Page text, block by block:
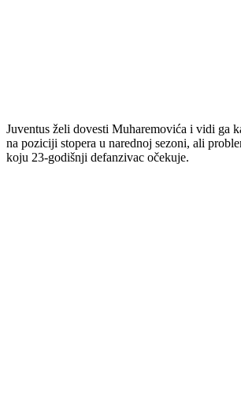
Juventus želi dovesti Muharemovića i vidi ga
na poziciji stopera u narednoj sezoni, ali
koju 23-godišnji defanzivac očekuje.